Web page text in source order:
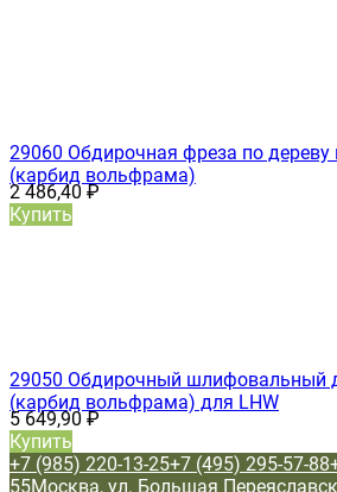
29060 Обдирочная фреза по
(карбид вольфрама)
2 486,40₽
Купить
29050 Обдирочный шлифовальный
(карбид вольфрама) для LHW
5 649,90₽
Купить
+7 (985) 220-13-25+7 (495) 295-57-88
55Москва, ул. Большая